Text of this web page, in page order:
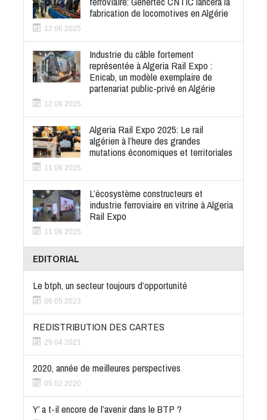
fabrication de locomotives en Algérie
12 06 2025
Industrie du câble fortement
représentée à Algeria Rail Expo :
Enicab, un modèle exemplaire de
partenariat public-privé en Algérie
12 06 2025
Algeria Rail Expo 2025: Le rail
algérien à l’heure des grandes
mutations économiques et territoriales
11 06 2025
L’écosystème constructeurs et
industrie ferroviaire en vitrine à Algeria
Rail Expo
11 06 2025
EDITORIAL
Le btph, un secteur toujours d’opportunité
06 05 2023
REDISTRIBUTION DES CARTES
29 04 2021
2020, année de meilleures perspectives
05 02 2020
Y’ a t-il encore de l’avenir dans le BTP ?